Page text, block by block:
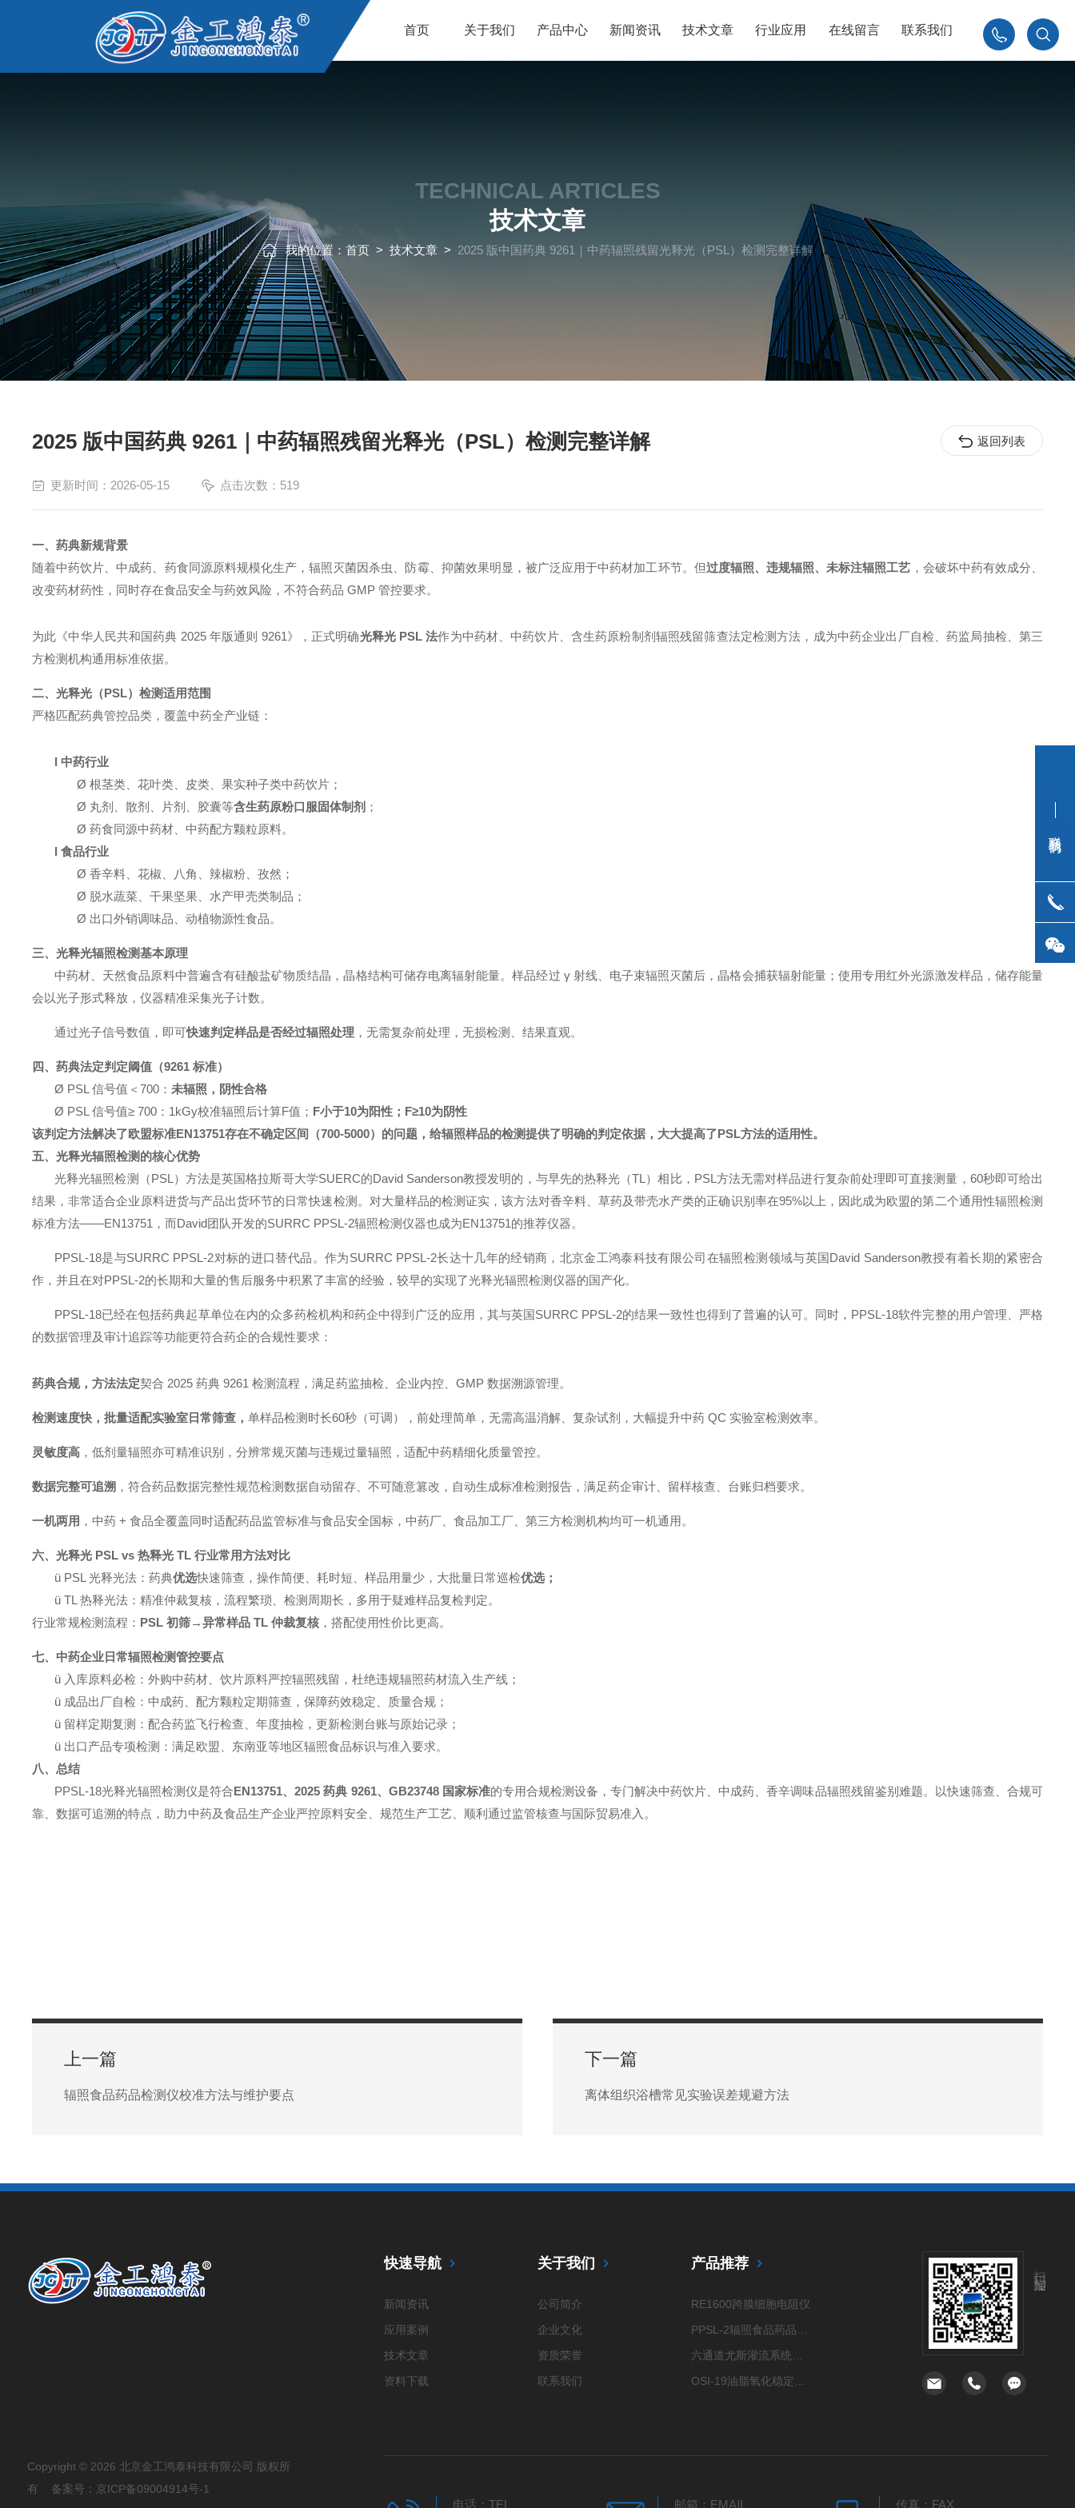
010-
首页 关于我们 产品中心 新闻资讯 技术文章 行业应用 在线留言 联系我们
TECHNICAL ARTICLES
技术文章
我的位置： 首页 > 技术文章 > 2025 版中国药典 9261｜中药辐照残留光释光（PSL）检测完整详解
2025 版中国药典 9261｜中药辐照残留光释光（PSL）检测完整详解
更新时间：2026-05-15 点击次数：519
一、药典新规背景
随着中药饮片、中成药、药食同源原料规模化生产，辐照灭菌因杀虫、防霉、抑菌效果明显，被广泛应用于中药材加工环节。但过度辐照、违规辐照、未标注辐照工艺 ，会破坏中药有效成分、
改变药材药性，同时存在食品安全与药效风险，不符合药品 GMP 管控要求。
为此《中华人民共和国药典 2025 年版通则 9261》，正式明确光释光 PSL 法作为中药材、中药饮片、含生药原粉制剂辐照残留筛查法定检测方法，成为中药企业出厂自检、药监局抽检、第三
方检测机构通用标准依据。
二、光释光（PSL）检测适用范围
严格匹配药典管控品类，覆盖中药全产业链：
l 中药行业
Ø 根茎类、花叶类、皮类、果实种子类中药饮片；
Ø 丸剂、散剂、片剂、胶囊等含生药原粉口服固体制剂 ；
Ø 药食同源中药材、中药配方颗粒原料。
l 食品行业
Ø 香辛料、花椒、八角、辣椒粉、孜然；
Ø 脱水蔬菜、干果坚果、水产甲壳类制品；
Ø 出口外销调味品、动植物源性食品。
三、光释光辐照检测基本原理
中药材、天然食品原料中普遍含有硅酸盐矿物质结晶，晶格结构可储存电离辐射能量。样品经过 γ 射线、电子束辐照灭菌后，晶格会捕获辐射能量；使用专用红外光源激发样品，储存能量
会以光子形式释放，仪器精准采集光子计数。
通过光子信号数值，即可快速判定样品是否经过辐照处理 ，无需复杂前处理，无损检测、结果直观。
四、药典法定判定阈值（9261 标准）
Ø PSL 信号值＜700： 未辐照，阴性合格
Ø PSL 信号值≥ 700 ： 1kGy校准辐照后计算F值； F小于10为阳性； F≥10为阴性
该判定方法解决了欧盟标准EN13751存在不确定区间（700-5000）的问题，给辐照样品的检测提供了明确的判定依据，大大提高了PSL方法的适用性。
五、光释光辐照检测 的核心优势
光释光辐照检测 （PSL）方法是英国格拉斯哥大学SUERC的David Sanderson教授发明的，与早先的热释光（TL）相比，PSL方法无需对样品进行复杂前处理即可直接测量，60秒即可给出
结果，非常适合企业原料进货与产品出货环节的日常快速检测。对大量样品的检测证实，该方法对香辛料、草药及带壳水产类的正确识别率在95%以上，因此成为欧盟的第二个通用性辐照检测
标准方法——EN13751，而David团队开发的SURRC PPSL-2辐照检测仪器也成为EN13751的推荐仪器。
PPSL-18是与SURRC PPSL-2对标的进口替代品。作为SURRC PPSL-2长达十几年的经销商，北京金工鸿泰科技有限公司在辐照检测领域与英国David Sanderson教授有着长期的紧密合
作，并且在对PPSL-2的长期和大量的售后服务中积累了丰富的经验，较早的实现了光释光辐照检测仪器的国产化。
PPSL-18已经在包括药典起草单位在内的众多药检机构和药企中得到广泛的应用，其与英国SURRC PPSL-2的结果一致性也得到了普遍的认可。同时，PPSL-18软件完整的用户管理、严格
的数据管理及审计追踪等功能更符合药企的合规性要求：
药典合规，方法法定契合 2025 药典 9261 检测流程，满足药监抽检、企业内控、GMP 数据溯源管理。
检测速度快，批量适配实验室日常筛查， 单样品检测时长60秒（可调），前处理简单，无需高温消解、复杂试剂，大幅提升中药 QC 实验室检测效率。
灵敏度高 ，低剂量辐照亦可精准识别，分辨常规灭菌与违规过量辐照，适配中药精细化质量管控。
数据完整可追溯 ，符合药品数据完整性规范检测数据自动留存、不可随意篡改，自动生成标准检测报告，满足药企审计、留样核查、台账归档要求。
一机两用 ，中药 + 食品全覆盖同时适配药品监管标准与食品安全国标，中药厂、食品加工厂、第三方检测机构均可一机通用。
六、光释光 PSL vs 热释光 TL 行业常用方法对比
ü PSL 光释光法：药典优选快速筛查，操作简便、耗时短、样品用量少，大批量日常巡检优选；
ü TL 热释光法：精准仲裁复核，流程繁琐、检测周期长，多用于疑难样品复检判定。
行业常规检测流程： PSL 初筛→异常样品 TL 仲裁复核，搭配使用性价比更高。
七、中药企业日常辐照检测管控要点
ü 入库原料必检：外购中药材、饮片原料严控辐照残留，杜绝违规辐照药材流入生产线；
ü 成品出厂自检：中成药、配方颗粒定期筛查，保障药效稳定、质量合规；
ü 留样定期复测：配合药监飞行检查、年度抽检， 更新检测台账与原始记录；
ü 出口产品专项检测：满足欧盟、东南亚等地区辐照食品标识与准入要求。
八、总结
PPSL-18光释光辐照检测仪是符合EN13751、2025 药典 9261、GB23748 国家标准的专用合规检测设备，专门解决中药饮片、中成药、香辛调味品辐照残留鉴别难题。以快速筛查、合规可
靠、数据可追溯的特点，助力中药及食品生产企业严控原料安全、规范生产工艺、顺利通过监管核查与国际贸易准入。
上一篇
辐照食品药品检测仪校准方法与维护要点
下一篇
离体组织浴槽常见实验误差规避方法
返回列表
快速导航
新闻资讯
应用案例
技术文章
资料下载
关于我们
公司简介
企业文化
资质荣誉
联系我们
产品推荐
RE1600跨膜细胞电阻仪
扫码加微信
电话：TEL 邮箱：EMAIL 传真：FAX
Copyright © 2026 北京金工鸿泰科技有限公司 版权所
有 备案号：京ICP备09004914号-1